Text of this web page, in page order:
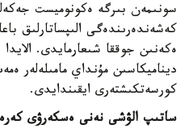
سونىمەن بىرگە ەكونوميست
كەشەندەرىندەگى الىپساتارلىق
ەكەنىن جوققا شىعارمايدى. الايدا
ديناميكاسىن مۇنداي مامىلەلەر
كورسەتكىشتەرى ايقىندايدى.
ساتىپ الۋشى نەنى ەسكەرۋى